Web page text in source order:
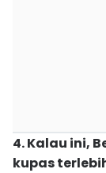
4. Kalau ini,
kupas